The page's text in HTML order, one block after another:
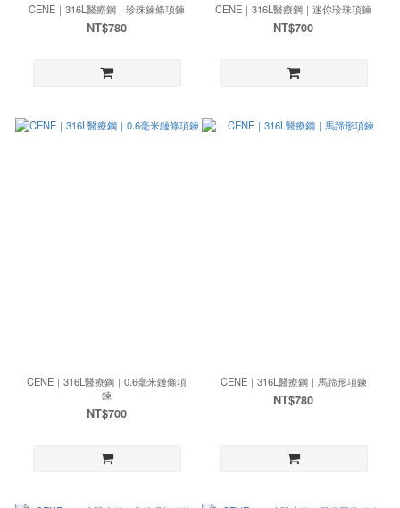
CENE｜316L醫療鋼｜珍珠鍊條項鍊
NT$780
CENE｜316L醫療鋼｜迷你珍珠項鍊
NT$700
CENE｜316L醫療鋼｜0.6毫米鏈條項
鍊
NT$700
CENE｜316L醫療鋼｜馬蹄形項鍊
NT$780